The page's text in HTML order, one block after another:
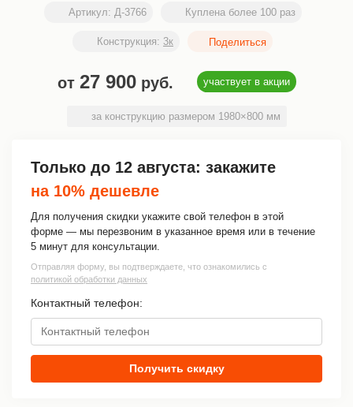
Артикул: Д-3766 Куплена более 100 раз
Конструкция: 3к
от 27 900руб. участвует в акции
за конструкцию размером 1980×800 мм
Только до 12 августа: закажите
на 10% дешевле
Для получения скидки укажите свой телефон в этой
форме — мы перезвоним в указанное время или в течение
5 минут для консультации.
Отправляя форму, вы подтверждаете, что ознакомились с
политикой обработки данных
Контактный телефон:
Получить скидку